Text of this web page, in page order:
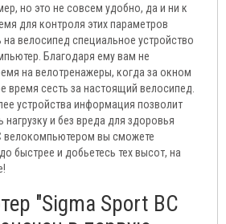
но это не совсем удобно, да и ни к
для контроля этих параметров
на велосипед специальное устройство
Благодаря ему вам не
на велотренажеры, когда за окном
время сесть за настоящий велосипед.
устройства информация позволит
и без вреда для здоровья
велокомпьютером вы сможете
быстрее и добьетесь тех высот, на
"Sigma Sport BC